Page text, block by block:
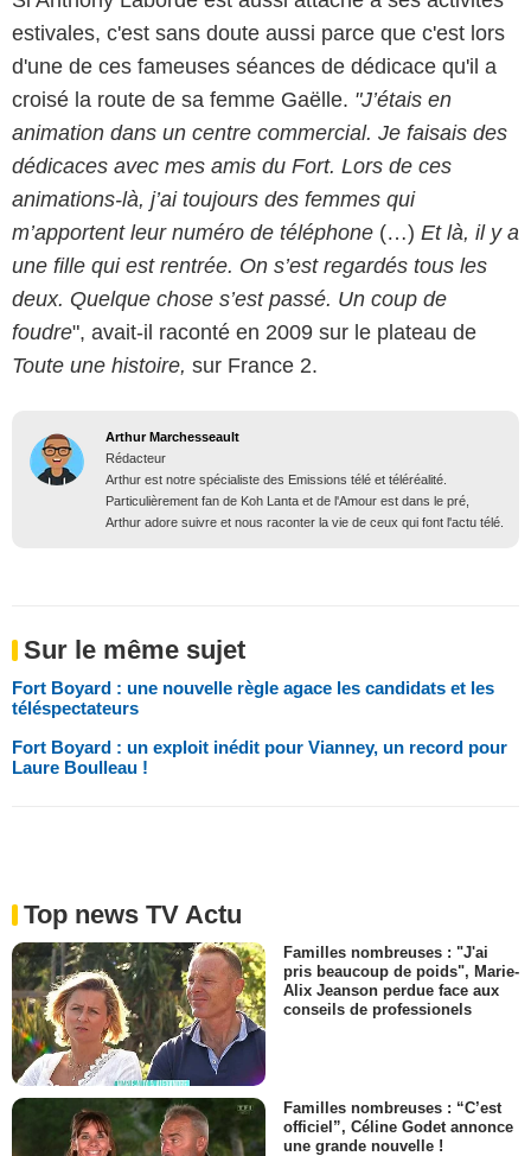
estivales, c'est sans doute aussi parce que c'est lors
d'une de ces fameuses séances de dédicace qu'il a
croisé la route de sa femme Gaëlle. "J’étais en
animation dans un centre commercial. Je faisais des
dédicaces avec mes amis du Fort. Lors de ces
animations-là, j’ai toujours des femmes qui
m’apportent leur numéro de téléphone (…) Et là, il y a
une fille qui est rentrée. On s’est regardés tous les
deux. Quelque chose s’est passé. Un coup de
foudre", avait-il raconté en 2009 sur le plateau de
Toute une histoire, sur France 2.
Arthur Marchesseault
Rédacteur
Arthur est notre spécialiste des Emissions télé et téléréalité.
Particulièrement fan de Koh Lanta et de l'Amour est dans le pré,
Arthur adore suivre et nous raconter la vie de ceux qui font l'actu télé.
Sur le même sujet
Fort Boyard : une nouvelle règle agace les candidats et les
téléspectateurs
Fort Boyard : un exploit inédit pour Vianney, un record pour
Laure Boulleau !
Top news TV Actu
Familles nombreuses : "J'ai
pris beaucoup de poids", Marie-
Alix Jeanson perdue face aux
conseils de professionels
Familles nombreuses : “C’est
officiel”, Céline Godet annonce
une grande nouvelle !